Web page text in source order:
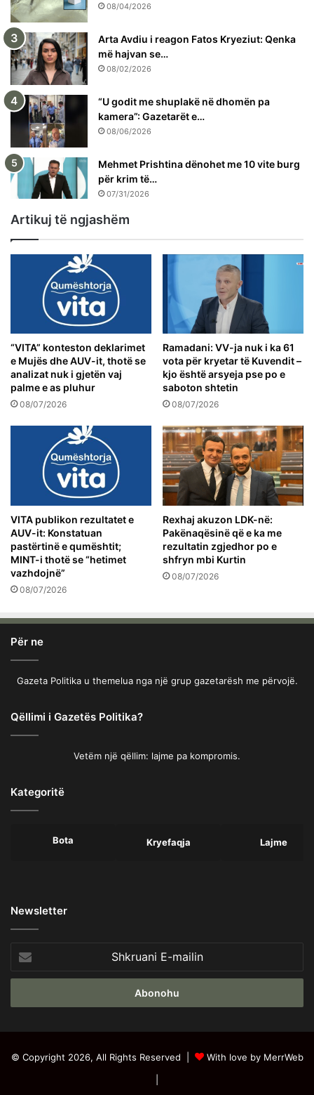
08/04/2026
Arta Avdiu i reagon Fatos Kryeziut: Qenka
më hajvan se…
08/02/2026
“U godit me shuplakë në dhomën pa
kamera”: Gazetarët e…
08/06/2026
Mehmet Prishtina dënohet me 10 vite burg
për krim të…
07/31/2026
Artikuj të ngjashëm
“VITA” konteston deklarimet
e Mujës dhe AUV-it, thotë se
analizat nuk i gjetën vaj
palme e as pluhur
08/07/2026
Ramadani: VV-ja nuk i ka 61
vota për kryetar të Kuvendit –
kjo është arsyeja pse po e
saboton shtetin
08/07/2026
VITA publikon rezultatet e
AUV-it: Konstatuan
pastërtinë e qumështit;
MINT-i thotë se “hetimet
vazhdojnë”
08/07/2026
Rexhaj akuzon LDK-në:
Pakënaqësinë që e ka me
rezultatin zgjedhor po e
shfryn mbi Kurtin
08/07/2026
Për ne
Gazeta Politika u themelua nga një grup gazetarësh me përvojë.
Qëllimi i Gazetës Politika?
Vetëm një qëllim: lajme pa kompromis.
Kategoritë
Bota Kryefaqja Lajme
Newsletter
E-
mailin
© Copyright 2026, All Rights Reserved |
With love by MerrWeb